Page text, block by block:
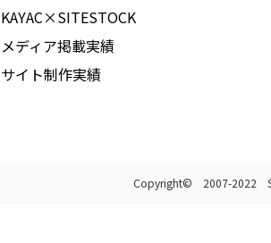
KAYAC×SITESTOCK
メディア掲載実績
サイト制作実績
Copyright© 2007-2022